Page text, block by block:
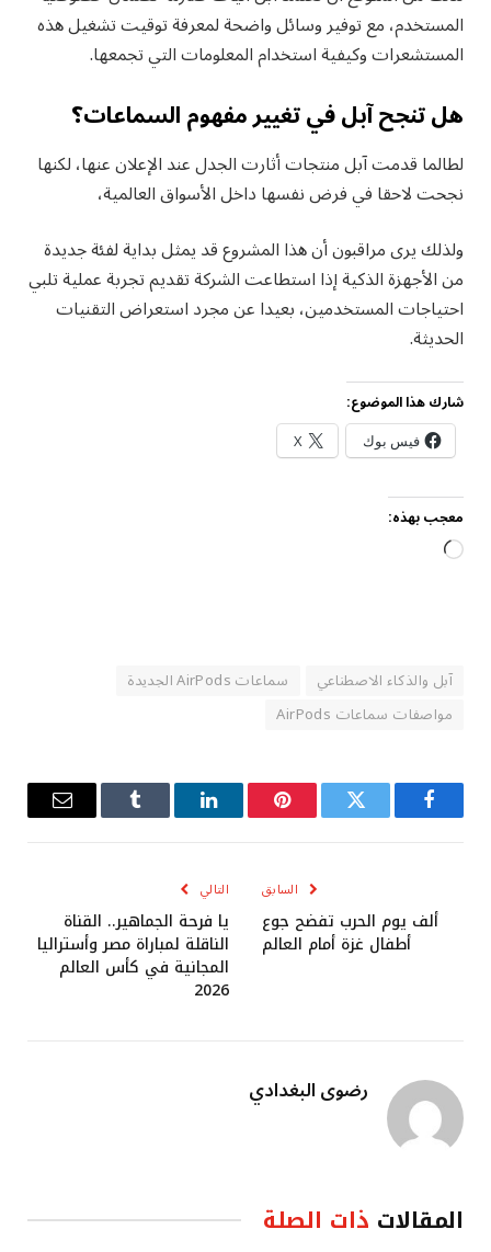
المستخدم، مع توفير وسائل واضحة لمعرفة توقيت تشغيل هذه
المستشعرات وكيفية استخدام المعلومات التي تجمعها.
هل تنجح آبل في تغيير مفهوم السماعات؟
لطالما قدمت آبل منتجات أثارت الجدل عند الإعلان عنها، لكنها
نجحت لاحقا في فرض نفسها داخل الأسواق العالمية،
ولذلك يرى مراقبون أن هذا المشروع قد يمثل بداية لفئة جديدة
من الأجهزة الذكية إذا استطاعت الشركة تقديم تجربة عملية تلبي
احتياجات المستخدمين، بعيدا عن مجرد استعراض التقنيات
الحديثة.
شارك هذا الموضوع:
فيس بوك X
معجب بهذه:
جاري
آبل والذكاء الاصطناعي
سماعات AirPods الجديدة
مواصفات سماعات AirPods
فيسبوك تويتر بينتيريستلينكدإن Tumblr
البريد
السابق
ألف يوم الحرب تفضح جوع
أطفال غزة أمام العالم
التالي
يا فرحة الجماهير.. القناة
الناقلة لمباراة مصر وأستراليا
المجانية في كأس العالم
2026
رضوى البغدادي
المقالات ذات الصلة